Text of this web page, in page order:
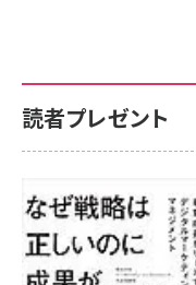
読者プレゼント
成果を生
があがらな
マーケティ
8月7日 10:00